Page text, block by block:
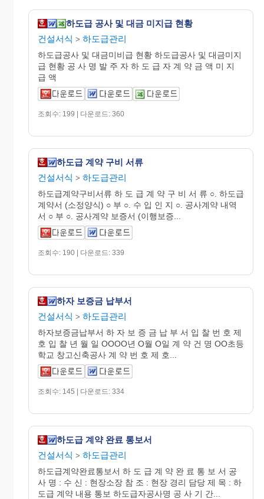
하도급 공사 및 대금 미지급 현황
건설서식 > 하도급관리
하도급공사 및 대금미비급 현황 하도급공사 및 대금미지
급 현황 공 사 명 발 주 자 하 도 급 자 계 약 금 액 미 지
급 액
조회수: 199 | 다운로드: 360
하도급 계약 구비 서류
건설서식 > 하도급관리
하도급계약구비서류 하 도 급 계 약 구 비 서 류 ○. 하도급
계약서 (소정양식) ○ 부 ○. 수 입 인 지 ○. 공사계약 내역
서 ○ 부 ○. 공사계약 보증서 (이행보증...
조회수: 190 | 다운로드: 339
하자 보증금 납부서
건설서식 > 하도급관리
하자보증금납부서 하 자 보 증 금 납 부 서 입 찰 번 호 제
호 입 찰 년 월 일 OOOO년 O월 O일 계 약 건 명 OO초등
학교 창고신축공사 계 약 번 호 제 호...
조회수: 145 | 다운로드: 334
하도급 계약 완료 통보서
건설서식 > 하도급관리
하도급계약완료통보서 하 도 급 계 약 완 료 통 보 서 공
사 명 : 수 신 : 현장소장 참 조 : 현장 경리 담당 제 목 : 하
도급 계약 내용 통보 하도급자공사명 공 사 기 간...